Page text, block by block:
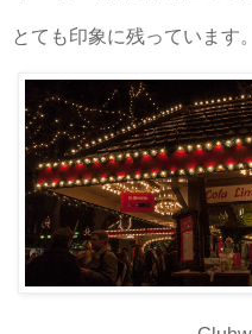
とても印象に残っています。